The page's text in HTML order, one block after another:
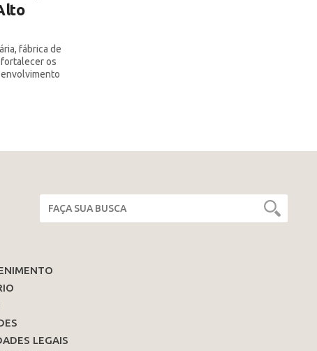
fábrica de
os
LEGAIS